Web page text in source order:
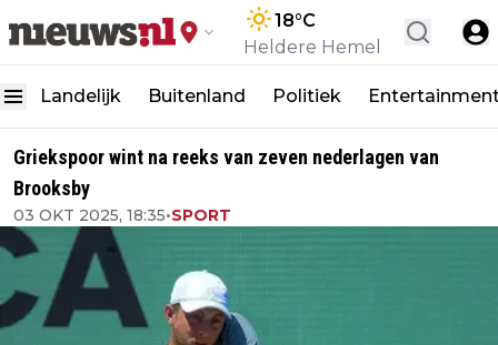
18°C
Heldere Hemel
Landelijk Buitenland Politiek
Griekspoor wint na reeks van zeven nederlagen van
Brooksby
03 OKT 2025, 18:35•SPORT